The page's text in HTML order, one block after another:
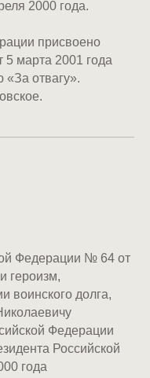
2000 года.
присвоено
марта 2001 года
отвагу».
Федерации № 64 от
героизм,
воинского долга,
Федерации
Российской
года